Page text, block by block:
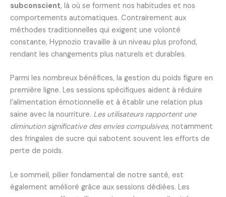
subconscient, là où se forment nos habitudes et nos
comportements automatiques. Contrairement aux
méthodes traditionnelles qui exigent une volonté
constante, Hypnozio travaille à un niveau plus profond,
rendant les changements plus naturels et durables.
Parmi les nombreux bénéfices, la gestion du poids figure en
première ligne. Les sessions spécifiques aident à réduire
l’alimentation émotionnelle et à établir une relation plus
saine avec la nourriture. Les utilisateurs rapportent une
diminution significative des envies compulsives, notamment
des fringales de sucre qui sabotent souvent les efforts de
perte de poids.
Le sommeil, pilier fondamental de notre santé, est
également amélioré grâce aux sessions dédiées. Les